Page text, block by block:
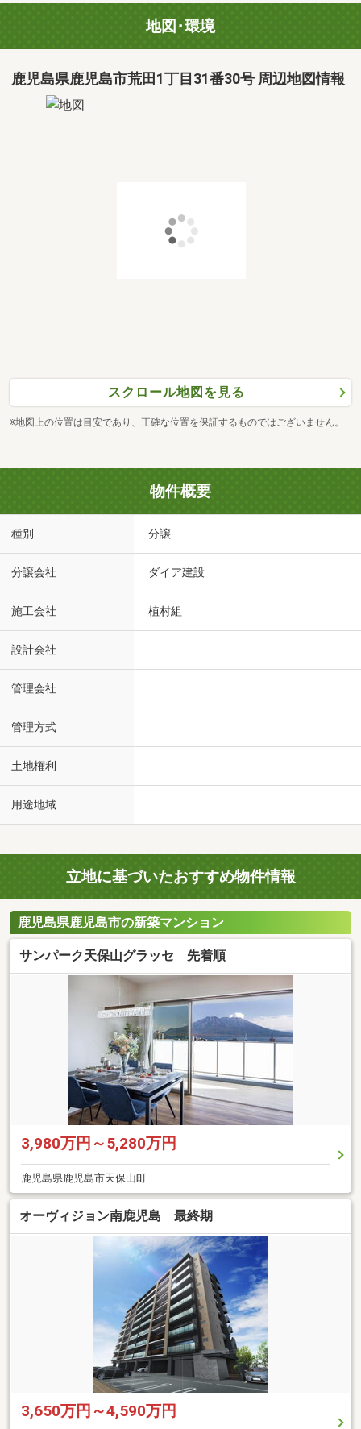
地図･環境
鹿児島県鹿児島市荒田1丁目31番30号 周辺地図情報
スクロール地図を見る
※地図上の位置は目安であり、正確な位置を保証するものではございません。
物件概要
種別 分譲
分譲会社 ダイア建設
施工会社 植村組
設計会社
管理会社
管理方式
土地権利
用途地域
立地に基づいたおすすめ物件情報
鹿児島県鹿児島市の新築マンション
サンパーク天保山グラッセ 先着順
3,980万円～5,280万円
鹿児島県鹿児島市天保山町
オーヴィジョン南鹿児島 最終期
3,650万円～4,590万円